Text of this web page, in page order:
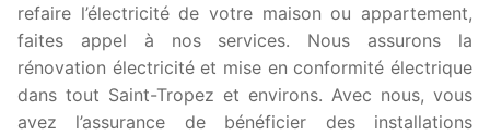
refaire l’électricité de votre maison ou appartement,
faites appel à nos services. Nous assurons la
rénovation électricité et mise en conformité électrique
dans tout Saint-Tropez et environs. Avec nous, vous
avez l’assurance de bénéficier des installations